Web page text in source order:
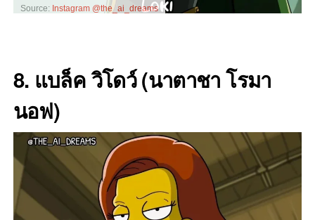
Source: Instagram @the_ai_dreams
8. แบล็ค วิโดว์ (นาตาชา โรมา
นอฟ)